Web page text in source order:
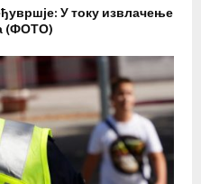
У току извлачење
(ФОТО)